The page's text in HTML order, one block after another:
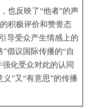
反映了“他者”的声
积极评价和赞誉态
导受众产生情感上的
倡议国际传播的“自
强化受众对此的认同
”又“有意思”的传播